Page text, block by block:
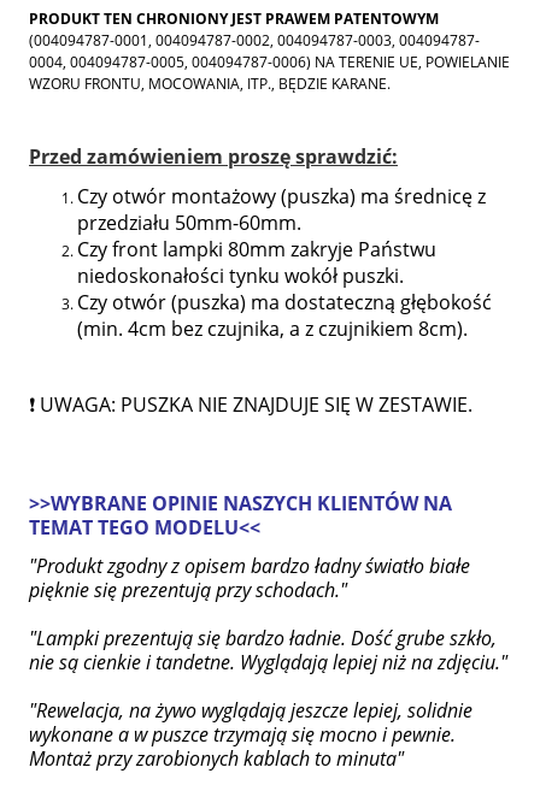
PRODUKT TEN CHRONIONY JEST PRAWEM PATENTOWYM
(004094787-0001, 004094787-0002, 004094787-0003, 004094787-
0004, 004094787-0005, 004094787-0006) NA TERENIE UE, POWIELANIE
WZORU FRONTU, MOCOWANIA, ITP., BĘDZIE KARANE.
Przed zamówieniem proszę sprawdzić:
Czy otwór montażowy (puszka) ma średnicę z
przedziału 50mm-60mm.
Czy front lampki 80mm zakryje Państwu
niedoskonałości tynku wokół puszki.
Czy otwór (puszka) ma dostateczną głębokość
(min. 4cm bez czujnika, a z czujnikiem 8cm).
❗ UWAGA: PUSZKA NIE ZNAJDUJE SIĘ W ZESTAWIE.
>>WYBRANE OPINIE NASZYCH KLIENTÓW NA
TEMAT TEGO MODELU<<
"Produkt zgodny z opisem bardzo ładny światło białe
pięknie się prezentują przy schodach."
"Lampki prezentują się bardzo ładnie. Dość grube szkło,
nie są cienkie i tandetne. Wyglądają lepiej niż na zdjęciu."
"Rewelacja, na żywo wyglądają jeszcze lepiej, solidnie
wykonane a w puszce trzymają się mocno i pewnie.
Montaż przy zarobionych kablach to minuta"